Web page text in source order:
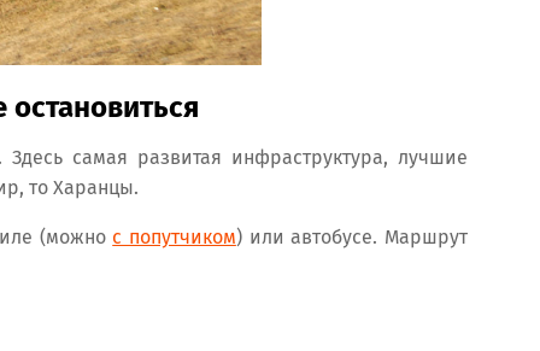
остановиться
самая развитая инфраструктура, лучшие
то Харанцы.
(можно с попутчиком) или автобусе. Маршрут